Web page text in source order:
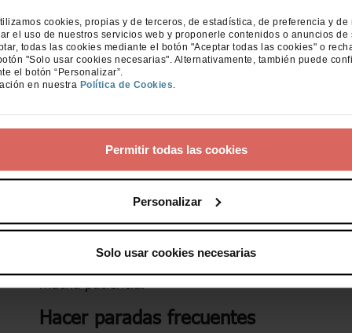
cookies, propias y de terceros, de estadística, de preferencia y de
el uso de nuestros servicios web y proponerle contenidos o anuncios de
todas las cookies mediante el botón "Aceptar todas las cookies" o
"Solo usar cookies necesarias". Alternativamente, también puede
el botón “Personalizar”.
en nuestra Política de Cookies
Permitir todas las cookies
Personalizar
Solo usar cookies necesarias
estresan y si no están habituados lo pueden
pasar realmente mal durante el trayecto,
pudiendo llegar a vomitar del estrés que
esto les causa. Por lo tanto, a pesar de
Se puede empezar por salidas de 5 minutos
e ir aumentando el tiempo a medida que el
tiempo variará dependiendo del animal y de
cómo reaccione a esto. Quizás, un gato que
ha vivido siempre en un piso tarde más en
mucha paciencia.
Hacer paradas frecuentes